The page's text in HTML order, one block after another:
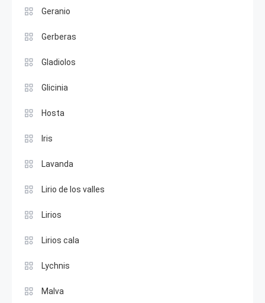
Geranio
Gerberas
Gladiolos
Glicinia
Hosta
Iris
Lavanda
Lirio de los valles
Lirios
Lirios cala
Lychnis
Malva